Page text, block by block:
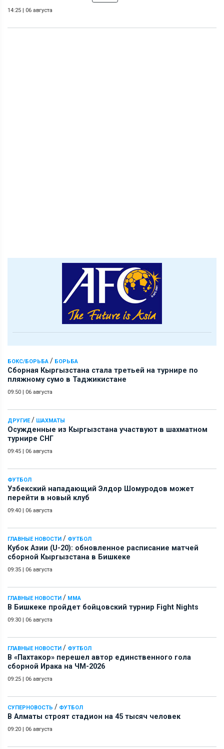
14:25 | 06 августа
БОКС/БОРЬБА / БОРЬБА
Сборная Кыргызстана стала третьей на турнире по
пляжному сумо в Таджикистане
09:50 | 06 августа
ДРУГИЕ/ ШАХМАТЫ
Осужденные из Кыргызстана участвуют в шахматном
турнире СНГ
09:45 | 06 августа
ФУТБОЛ
Узбекский нападающий Элдор Шомуродов может
перейти в новый клуб
09:40 | 06 августа
ГЛАВНЫЕ НОВОСТИ / ФУТБОЛ
Кубок Азии (U-20): обновленное расписание матчей
сборной Кыргызстана в Бишкеке
09:35 | 06 августа
ГЛАВНЫЕ НОВОСТИ / ММА
В Бишкеке пройдет бойцовский турнир Fight Nights
09:30 | 06 августа
ГЛАВНЫЕ НОВОСТИ / ФУТБОЛ
В «Пахтакор» перешел автор единственного гола
сборной Ирака на ЧМ-2026
09:25 | 06 августа
СУПЕРНОВОСТЬ / ФУТБОЛ
В Алматы строят стадион на 45 тысяч человек
09:20 | 06 августа